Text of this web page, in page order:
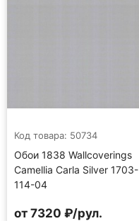
Код товара: 50734
Обои 1838 Wallcoverings
Camellia Carla Silver 1703-
114-04
от 7320 ₽/рул.